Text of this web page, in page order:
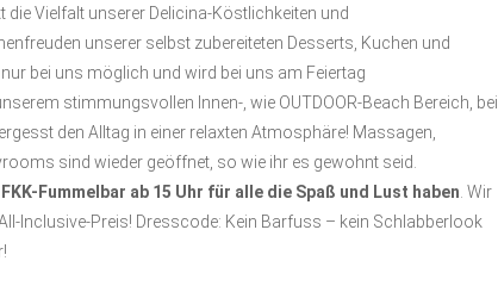
Vielfalt unserer Delicina-Köstlichkeiten und
unserer selbst zubereiteten Desserts, Kuchen und
bei uns möglich und wird bei uns am Feiertag
stimmungsvollen Innen-, wie OUTDOOR-Beach Bereich, bei
den Alltag in einer relaxten Atmosphäre! Massagen,
sind wieder geöffnet, so wie ihr es gewohnt seid.
Fummelbar ab 15 Uhr für alle die Spaß und Lust haben. Wir
Inclusive-Preis! Dresscode: Kein Barfuss – kein Schlabberlook